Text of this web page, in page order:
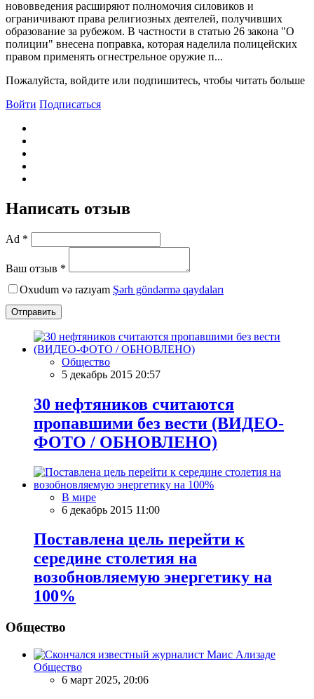
нововведения расширяют полномочия силовиков и
ограничивают права религиозных деятелей, получивших
образование за рубежом. В частности в статью 26 закона "О
полиции" внесена поправка, которая наделила полицейских
правом применять огнестрельное оружие п...
Пожалуйста, войдите или подпишитесь, чтобы читать больше
Войти Подписаться
Написать отзыв
Ad *
Ваш отзыв *
Oxudum və razıyam Şərh göndərmə qaydaları
Отправить
Общество
5 декабрь 2015 20:57
30 нефтяников считаются
пропавшими без вести (ВИДЕО-
ФОТО / ОБНОВЛЕНО)
В мире
6 декабрь 2015 11:00
Поставлена цель перейти к
середине столетия на
возобновляемую энергетику на
100%
Общество
Общество
6 март 2025, 20:06